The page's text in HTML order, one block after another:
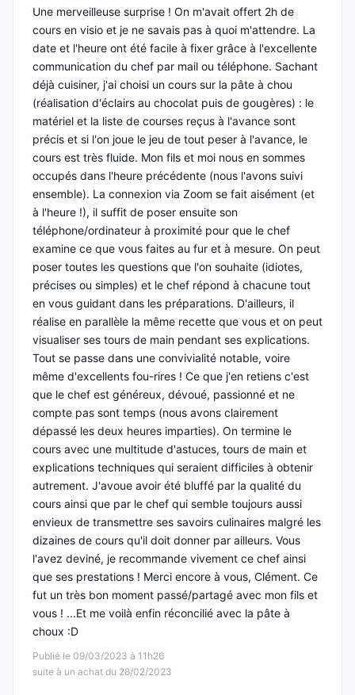
Publié le 09/03/2023 à 11h26
suite à un achat du 28/02/2023
Une merveilleuse surprise ! On m'avait offert 2h de
cours en visio et je ne savais pas à quoi m'attendre. La
date et l'heure ont été facile à fixer grâce à l'excellente
communication du chef par mail ou téléphone. Sachant
déjà cuisiner, j'ai choisi un cours sur la pâte à chou
(réalisation d'éclairs au chocolat puis de gougères) : le
matériel et la liste de courses reçus à l'avance sont
précis et si l'on joue le jeu de tout peser à l'avance, le
cours est très fluide. Mon fils et moi nous en sommes
occupés dans l'heure précédente (nous l'avons suivi
ensemble). La connexion via Zoom se fait aisément (et
à l'heure !), il suffit de poser ensuite son
téléphone/ordinateur à proximité pour que le chef
examine ce que vous faites au fur et à mesure. On peut
poser toutes les questions que l'on souhaite (idiotes,
précises ou simples) et le chef répond à chacune tout
en vous guidant dans les préparations. D'ailleurs, il
réalise en parallèle la même recette que vous et on peut
visualiser ses tours de main pendant ses explications.
Tout se passe dans une convivialité notable, voire
même d'excellents fou-rires ! Ce que j'en retiens c'est
que le chef est généreux, dévoué, passionné et ne
compte pas sont temps (nous avons clairement
dépassé les deux heures imparties). On termine le
cours avec une multitude d'astuces, tours de main et
explications techniques qui seraient difficiles à obtenir
autrement. J'avoue avoir été bluffé par la qualité du
cours ainsi que par le chef qui semble toujours aussi
envieux de transmettre ses savoirs culinaires malgré les
dizaines de cours qu'il doit donner par ailleurs. Vous
l'avez deviné, je recommande vivement ce chef ainsi
que ses prestations ! Merci encore à vous, Clément. Ce
fut un très bon moment passé/partagé avec mon fils et
vous ! ...Et me voilà enfin réconcilié avec la pâte à
choux :D